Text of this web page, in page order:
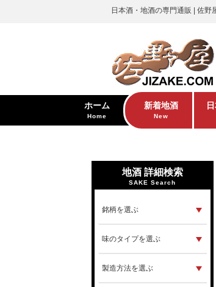
日本酒・地酒の専門通販 | 佐野
ホーム
Home
新着地酒
New
地酒 詳細検索
SAKE Search